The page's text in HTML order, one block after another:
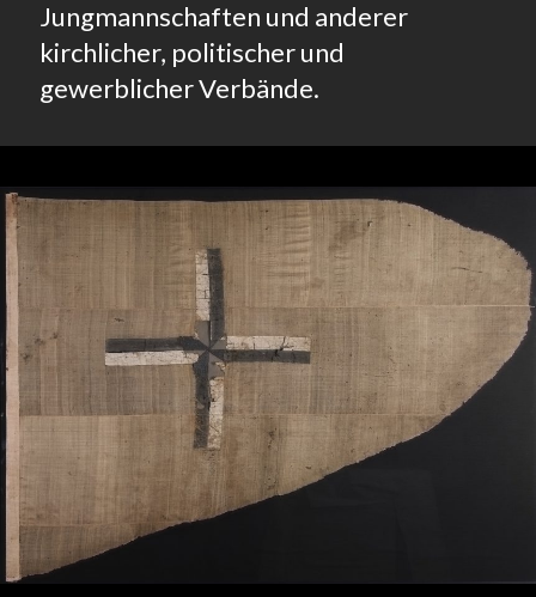
Jungmannschaften und anderer
kirchlicher, politischer und
gewerblicher Verbände.